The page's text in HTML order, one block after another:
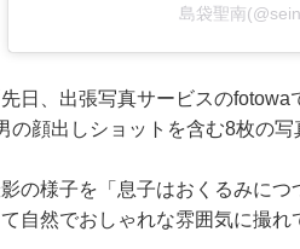
島袋聖南
日、出張写真サービスの
の顔出しショットを含む8枚の
の様子を「息子はおくるみに
自然でおしゃれな雰囲気に撮